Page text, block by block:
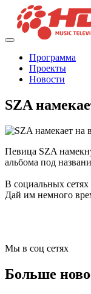
Программа
Проекты
Новости
SZA
Певица SZA
альбома под
В социальных
Дай им немного
Мы в соц сетях
Больше